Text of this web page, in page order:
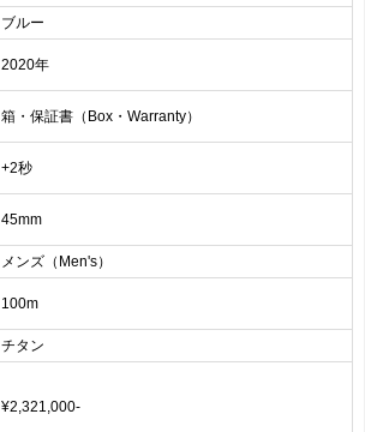
ブルー
2020年
箱・保証書（Box・Warranty）
+2秒
45mm
メンズ（Men's）
100m
チタン
¥2,321,000-